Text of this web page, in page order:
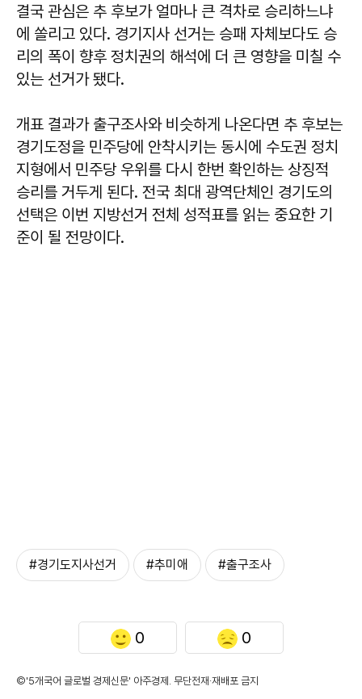
결국 관심은 추 후보가 얼마나 큰 격차로 승리하느냐
에 쏠리고 있다. 경기지사 선거는 승패 자체보다도 승
리의 폭이 향후 정치권의 해석에 더 큰 영향을 미칠 수
있는 선거가 됐다.
개표 결과가 출구조사와 비슷하게 나온다면 추 후보는
경기도정을 민주당에 안착시키는 동시에 수도권 정치
지형에서 민주당 우위를 다시 한번 확인하는 상징적
승리를 거두게 된다. 전국 최대 광역단체인 경기도의
선택은 이번 지방선거 전체 성적표를 읽는 중요한 기
준이 될 전망이다.
#경기도지사선거 #추미애 #출구조사
0 0
©'5개국어 글로벌 경제신문' 아주경제. 무단전재·재배포 금지